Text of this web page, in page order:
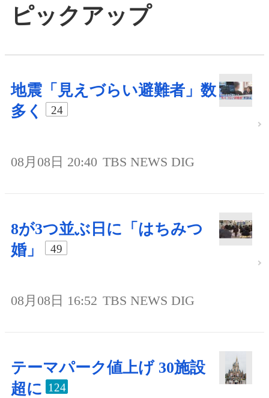
ピックアップ
地震「見えづらい避難者」数
多く
24
08月08日 20:40 TBS NEWS DIG
8が3つ並ぶ日に「はちみつ
婚」
49
08月08日 16:52 TBS NEWS DIG
テーマパーク値上げ 30施設
超に 124